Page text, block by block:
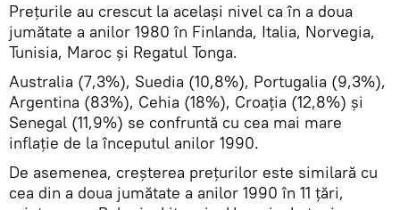
Prețurile au crescut la acelaşi nivel ca în a doua
jumătate a anilor 1980 în Finlanda, Italia, Norvegia,
Tunisia, Maroc și Regatul Tonga.
Australia (7,3%), Suedia (10,8%), Portugalia (9,3%),
Argentina (83%), Cehia (18%), Croația (12,8%) și
Senegal (11,9%) se confruntă cu cea mai mare
inflație de la începutul anilor 1990.
De asemenea, creșterea prețurilor este similară cu
cea din a doua jumătate a anilor 1990 în 11 țări,